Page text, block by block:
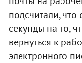
подсчитали, что
секунды на то,
вернуться к
электронного